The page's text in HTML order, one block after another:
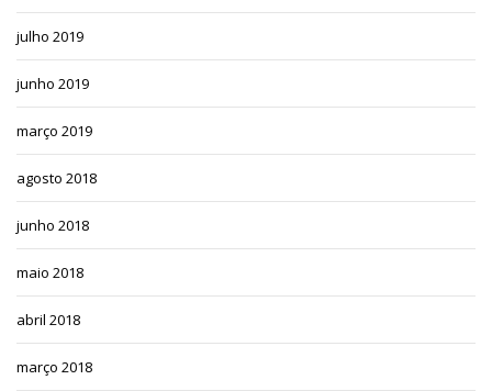
julho 2019
junho 2019
março 2019
agosto 2018
junho 2018
maio 2018
abril 2018
março 2018